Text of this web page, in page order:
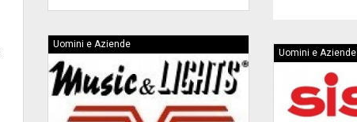
Uomini e Aziende
Uomini e Aziende